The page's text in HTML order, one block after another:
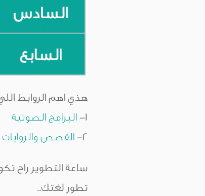
هذي اهم الروابط
١-
البرامج الصوتية
٢-
القصص والروايات
تطور لغتك..